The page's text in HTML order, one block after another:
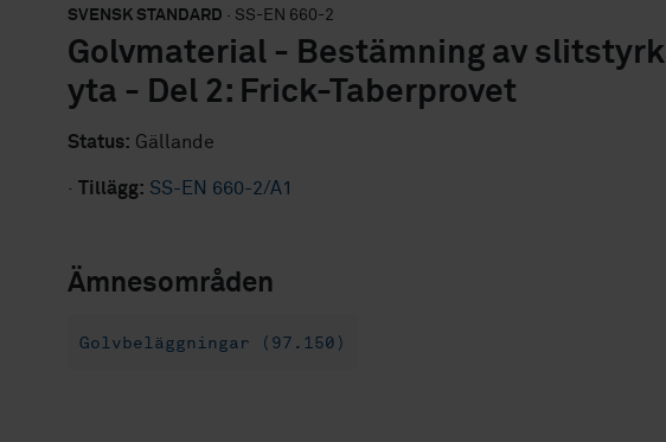
SVENSK STANDARD · SS-EN 660-2
Golvmaterial - Bestämning av
yta - Del 2: Frick-Taberprovet
Status: Gällande
· Tillägg: SS-EN 660-2/A1
Ämnesområden
Golvbeläggningar (97.150)